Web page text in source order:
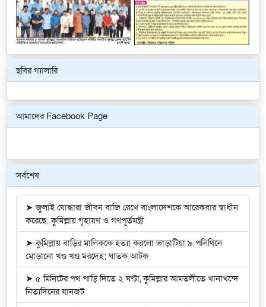
ছবির গ্যালারি
আমাদের Facebook Page
সর্বশেষ
➤ জুলাই যোদ্ধারা জীবন বাজি রেখে বাংলাদেশকে আরেকবার স্বাধীন
করেছে: কুমিল্লায় গৃহায়ণ ও গণপূর্তমন্ত্রী
➤ কুমিল্লায় বাড়ির মালিককে হত্যা করলো ভাড়াটিয়া ৯ পলিথিনে
মোড়ানো খণ্ড খণ্ড মরদেহ; ঘাতক আটক
➤ ৫ মিনিটের পথ পাড়ি দিতে ২ ঘণ্টা, কুমিল্লার আমতলীতে খানাখন্দে
নিত্যদিনের যানজট